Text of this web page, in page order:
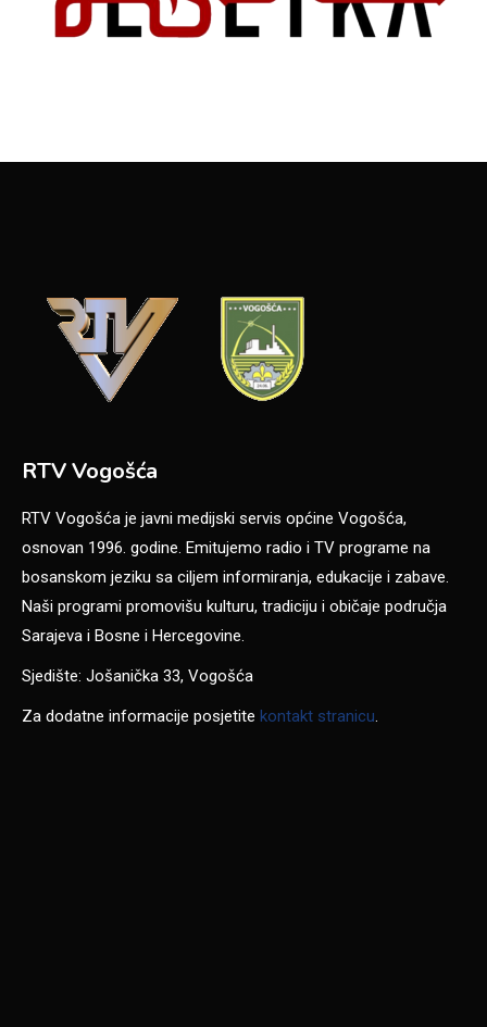
RTV Vogošća
RTV Vogošća je javni medijski servis općine Vogošća,
osnovan 1996. godine. Emitujemo radio i TV programe na
bosanskom jeziku sa ciljem informiranja, edukacije i zabave.
Naši programi promovišu kulturu, tradiciju i običaje područja
Sarajeva i Bosne i Hercegovine.
Sjedište: Jošanička 33, Vogošća
Za dodatne informacije posjetite kontakt stranicu.